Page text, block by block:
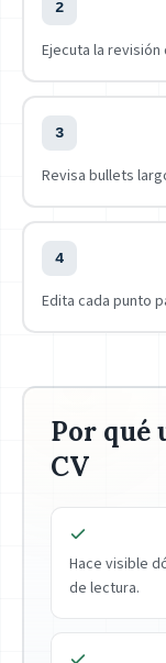
2
Ejecuta la
3
Revisa bullets
4
Edita cada punto
Por qué
CV
Hace visible
de lectura.